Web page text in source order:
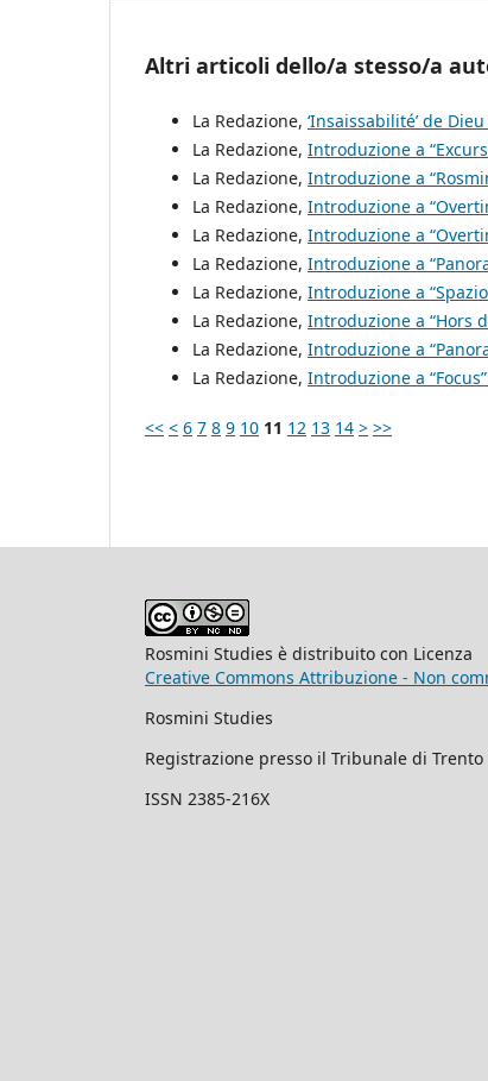
Altri articoli dello/a stesso/a
La Redazione, ‘Insaissabilité’ de
La Redazione, Introduzione a
La Redazione, Introduzione a
La Redazione, Introduzione a
La Redazione, Introduzione a
La Redazione, Introduzione a
La Redazione, Introduzione a
La Redazione, Introduzione a “Hors
La Redazione, Introduzione a
La Redazione, Introduzione a “Focus”
<< < 6 7 8 9 10 11 12 13 14 > >>
Rosmini Studies è distribuito con Licenza
Creative Commons Attribuzione - Non
Rosmini Studies
Registrazione presso il Tribunale di Trento
ISSN 2385-216X